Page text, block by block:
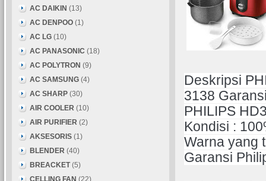
Deskripsi
3138
PHILIPS
Kondisi :
Warna yang
Garansi
AC DAIKIN (13)
AC DENPOO (1)
AC LG (10)
AC PANASONIC (18)
AC POLYTRON (9)
AC SAMSUNG (4)
AC SHARP (30)
AIR COOLER (10)
AIR PURIFIER (2)
AKSESORIS (1)
BLENDER (40)
BREACKET (5)
CELLING FAN (22)